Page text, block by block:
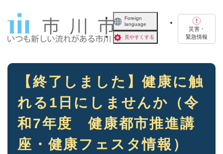
Foreign
language
見やすくする
災害・
緊急情報
本
【終了しました】健康に触
れる1日にしませんか（令
和7年度 健康都市推進講
座・健康フェスタ情報）